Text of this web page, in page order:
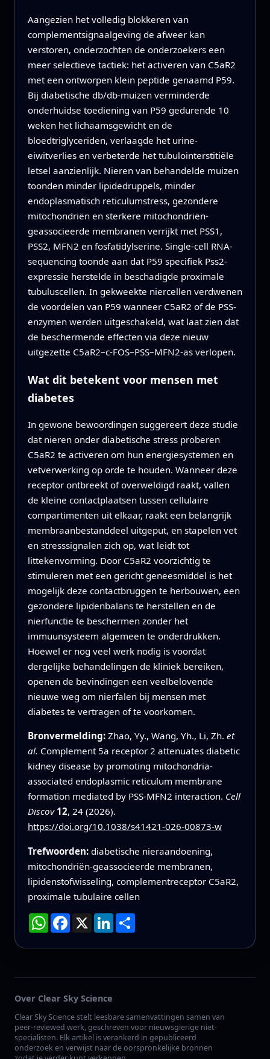
Aangezien het volledig blokkeren van
complementsignaalgeving de afweer kan
verstoren, onderzochten de onderzoekers een
meer selectieve tactiek: het activeren van C5aR2
met een ontworpen klein peptide genaamd P59.
Bij diabetische db/db-muizen verminderde
onderhuidse toediening van P59 gedurende 10
weken het lichaamsgewicht en de
bloedtriglyceriden, verlaagde het urine-
eiwitverlies en verbeterde het tubulointerstitiële
letsel aanzienlijk. Nieren van behandelde muizen
toonden minder lipidedruppels, minder
endoplasmatisch reticulumstress, gezondere
mitochondriën en sterkere mitochondriën-
geassocieerde membranen verrijkt met PSS1,
PSS2, MFN2 en fosfatidylserine. Single-cell RNA-
sequencing toonde aan dat P59 specifiek Pss2-
expressie herstelde in beschadigde proximale
tubuluscellen. In gekweekte niercellen verdwenen
de voordelen van P59 wanneer C5aR2 of de PSS-
enzymen werden uitgeschakeld, wat laat zien dat
de beschermende effecten via deze nieuw
uitgezette C5aR2–c-FOS–PSS–MFN2-as verlopen.
Wat dit betekent voor mensen met
diabetes
In gewone bewoordingen suggereert deze studie
dat nieren onder diabetische stress proberen
C5aR2 te activeren om hun energiesystemen en
vetverwerking op orde te houden. Wanneer deze
receptor ontbreekt of overweldigd raakt, vallen
de kleine contactplaatsen tussen cellulaire
compartimenten uit elkaar, raakt een belangrijk
membraanbestanddeel uitgeput, en stapelen vet
en stresssignalen zich op, wat leidt tot
littekenvorming. Door C5aR2 voorzichtig te
stimuleren met een gericht geneesmiddel is het
mogelijk deze contactbruggen te herbouwen, een
gezondere lipidenbalans te herstellen en de
nierfunctie te beschermen zonder het
immuunsysteem algemeen te onderdrukken.
Hoewel er nog veel werk nodig is voordat
dergelijke behandelingen de kliniek bereiken,
openen de bevindingen een veelbelovende
nieuwe weg om nierfalen bij mensen met
diabetes te vertragen of te voorkomen.
Bronvermelding: Zhao, Yy., Wang, Yh., Li, Zh. et
al. Complement 5a receptor 2 attenuates diabetic
kidney disease by promoting mitochondria-
associated endoplasmic reticulum membrane
formation mediated by PSS-MFN2 interaction. Cell
Discov 12, 24 (2026).
https://doi.org/10.1038/s41421-026-00873-w
Trefwoorden: diabetische nieraandoening,
mitochondriën-geassocieerde membranen,
lipidenstofwisseling, complementreceptor C5aR2,
proximale tubulaire cellen
WhatsApp
Facebook
X LinkedIn
Deel
Over Clear Sky Science
Clear Sky Science stelt leesbare samenvattingen samen van
peer-reviewed werk, geschreven voor nieuwsgierige niet-
specialisten. Elk artikel is verankerd in gepubliceerd
onderzoek en verwijst naar de oorspronkelijke bronnen